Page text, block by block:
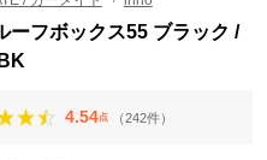
ーフボックス55 ブラック /
4.54点 （242件）